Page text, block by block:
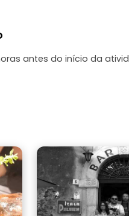
antes do início da